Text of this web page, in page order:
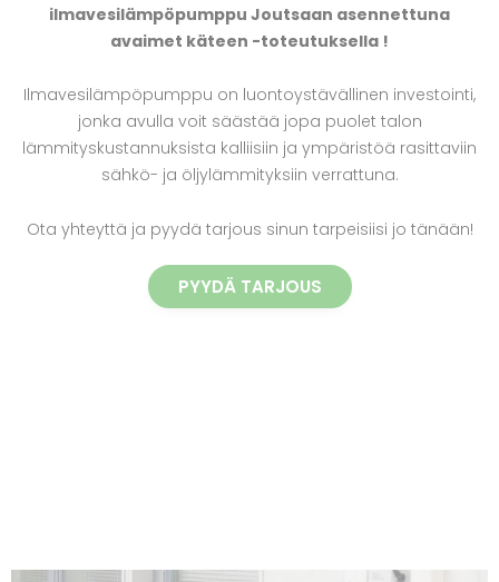
ilmavesilämpöpumppu Joutsaan asennettuna
avaimet käteen -toteutuksella !
Ilmavesilämpöpumppu on luontoystävällinen investointi,
jonka avulla voit säästää jopa puolet talon
lämmityskustannuksista kalliisiin ja ympäristöä rasittaviin
sähkö- ja öljylämmityksiin verrattuna.
Ota yhteyttä ja pyydä tarjous sinun tarpeisiisi jo tänään!
PYYDÄ TARJOUS